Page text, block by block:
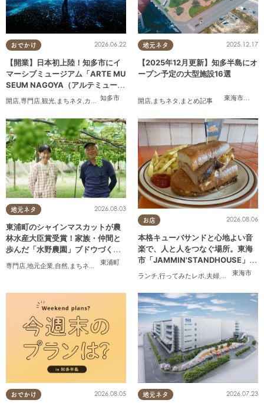
おでかけ
知多市
2026.06.22
【開業】日本初上陸！知多市にイ
マーシブミュージアム「ARTE MU
SEUM NAGOYA（アルテミュージ
アムナゴヤ）」が2026年11月下旬
にオープン
開店,専門店,観光, まちネタ ,カップル ,友人
地元ネタ
東海市
,大府
2025.12.17
【2025年12月更新】知多半島にオ
ープン予定の大型施設16選
開店, まちネタ , まとめ記事
地元ネタ
東浦町
2026.08.03
東浦町のシャインマスカットが農
林水産大臣賞受賞！家族・仲間と
歩んだ「水野農園」ブドウづくり
専門店 地元企業 自然 まちネタ 季節ネタ ちたまるスタイル掲載店,夫婦,家族
お店
東海市
2026.08.06
本格キューバサンドと心地よい音
楽で、人と人をつなぐ場所。東海
市「JAMMIN'STANDHOUSE」に
行ってみた
ランチ,行ってみたレポ,夫婦,おひとりさま
おでかけ 2026.08.05 地元ネタ 2026.07.23